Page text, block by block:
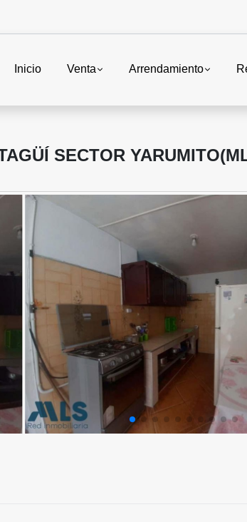
Inicio Venta Arrendamiento
SECTOR